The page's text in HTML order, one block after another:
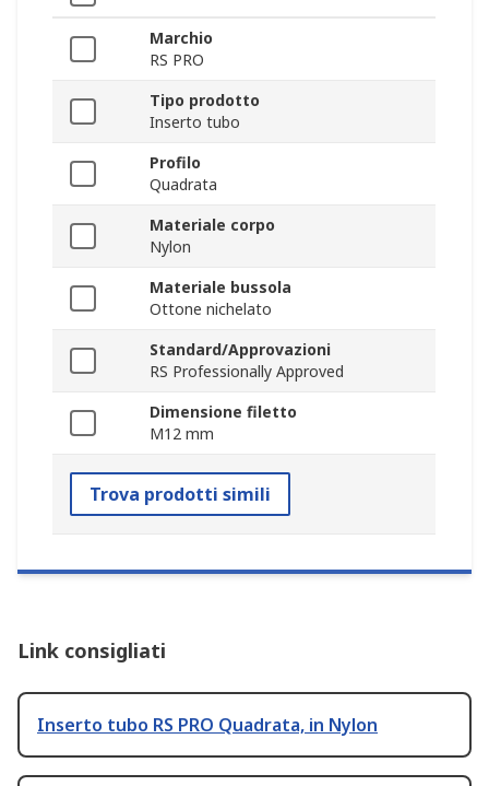
Marchio
RS PRO
Tipo prodotto
Inserto tubo
Profilo
Quadrata
Materiale corpo
Nylon
Materiale bussola
Ottone nichelato
Standard/Approvazioni
RS Professionally Approved
Dimensione filetto
M12 mm
Trova prodotti simili
Link consigliati
Inserto tubo RS PRO Quadrata, in Nylon